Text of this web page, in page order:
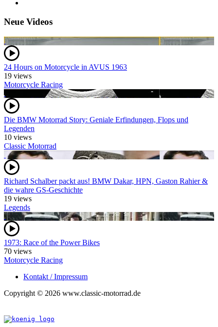
Neue Videos
24 Hours on Motorcycle in AVUS 1963
19 views
Motorcycle Racing
Die BMW Motorrad Story: Geniale Erfindungen, Flops und
Legenden
10 views
Classic Motorrad
Richard Schalber packt aus! BMW Dakar, HPN, Gaston Rahier &
die wahre GS-Geschichte
19 views
Legends
1973: Race of the Power Bikes
70 views
Motorcycle Racing
Kontakt / Impressum
Copyright © 2026 www.classic-motorrad.de